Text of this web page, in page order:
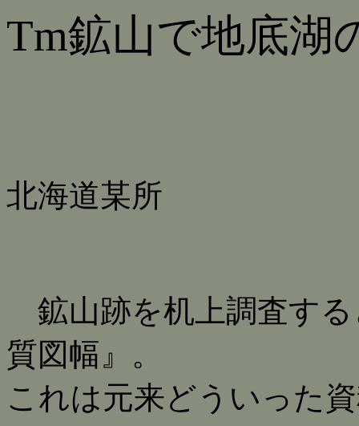
Tm鉱山で地底湖
北海道某所
鉱山跡を机上調査す
質図幅』。
これは元来どういった